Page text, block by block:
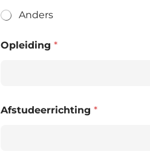
Anders
Opleiding *
Afstudeerrichting *